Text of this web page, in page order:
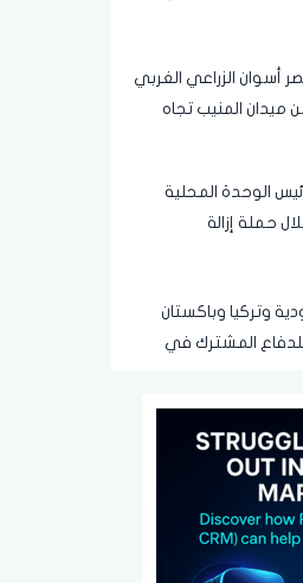
أسوان الزراعي الغربي
ميدان المنيب تجاه
الوحدة المحلية
حملة إزالة
وتركيا وباكستان
المشترك في